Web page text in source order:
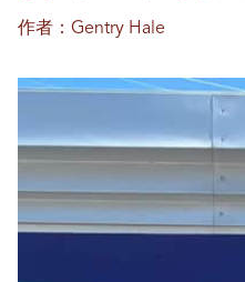
作者：Gentry Hale